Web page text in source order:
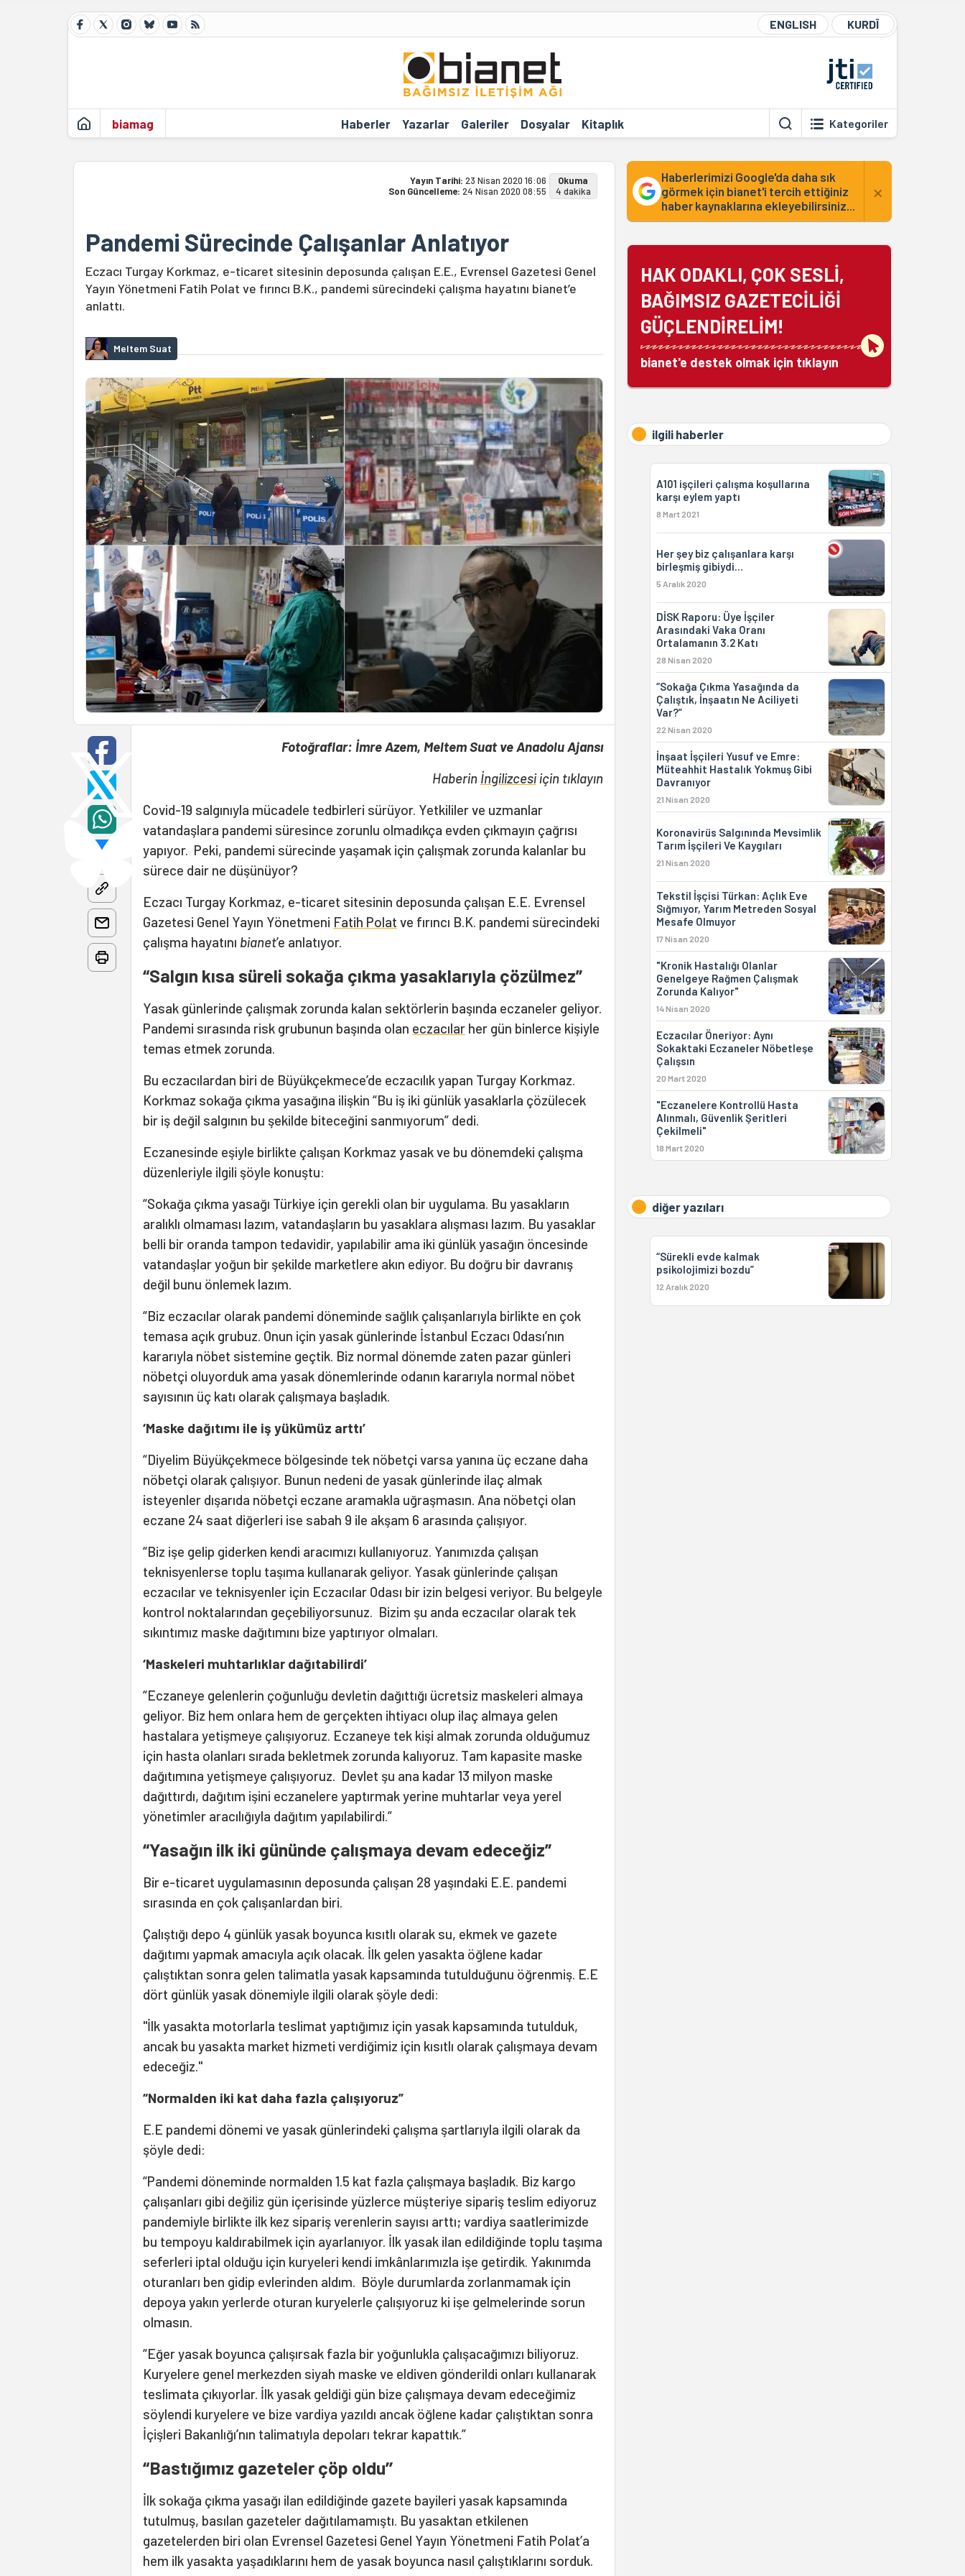
ENGLISH KURDÎ
biamag Haberler Yazarlar Galeriler Dosyalar Kitaplık Kategoriler
Yayın Tarihi: 23 Nisan 2020 16:06
Son Güncelleme: 24 Nisan 2020 08:55
Okuma
4 dakika
Pandemi Sürecinde Çalışanlar Anlatıyor
Eczacı Turgay Korkmaz, e-ticaret sitesinin deposunda çalışan E.E., Evrensel Gazetesi Genel
Yayın Yönetmeni Fatih Polat ve fırıncı B.K., pandemi sürecindeki çalışma hayatını bianet’e
anlattı.
Meltem Suat
Fotoğraflar: İmre Azem, Meltem Suat ve Anadolu Ajansı
Haberin İngilizcesiiçin tıklayın
Covid-19 salgınıyla mücadele tedbirleri sürüyor. Yetkililer ve uzmanlar
vatandaşlara pandemi süresince zorunlu olmadıkça evden çıkmayın çağrısı
yapıyor. Peki, pandemi sürecinde yaşamak için çalışmak zorunda kalanlar bu
sürece dair ne düşünüyor?
Eczacı Turgay Korkmaz, e-ticaret sitesinin deposunda çalışan E.E. Evrensel
Gazetesi Genel Yayın Yönetmeni Fatih Polat ve fırıncı B.K. pandemi sürecindeki
çalışma hayatını bianet’e anlatıyor.
“Salgın kısa süreli sokağa çıkma yasaklarıyla çözülmez”
Yasak günlerinde çalışmak zorunda kalan sektörlerin başında eczaneler geliyor.
Pandemi sırasında risk grubunun başında olan eczacılar her gün binlerce kişiyle
temas etmek zorunda.
Bu eczacılardan biri de Büyükçekmece’de eczacılık yapan Turgay Korkmaz.
Korkmaz sokağa çıkma yasağına ilişkin “Bu iş iki günlük yasaklarla çözülecek
bir iş değil salgının bu şekilde biteceğini sanmıyorum” dedi.
Eczanesinde eşiyle birlikte çalışan Korkmaz yasak ve bu dönemdeki çalışma
düzenleriyle ilgili şöyle konuştu:
“Sokağa çıkma yasağı Türkiye için gerekli olan bir uygulama. Bu yasakların
aralıklı olmaması lazım, vatandaşların bu yasaklara alışması lazım. Bu yasaklar
belli bir oranda tampon tedavidir, yapılabilir ama iki günlük yasağın öncesinde
vatandaşlar yoğun bir şekilde marketlere akın ediyor. Bu doğru bir davranış
değil bunu önlemek lazım.
“Biz eczacılar olarak pandemi döneminde sağlık çalışanlarıyla birlikte en çok
temasa açık grubuz. Onun için yasak günlerinde İstanbul Eczacı Odası’nın
kararıyla nöbet sistemine geçtik. Biz normal dönemde zaten pazar günleri
nöbetçi oluyorduk ama yasak dönemlerinde odanın kararıyla normal nöbet
sayısının üç katı olarak çalışmaya başladık.
‘Maske dağıtımı ile iş yükümüz arttı’
“Diyelim Büyükçekmece bölgesinde tek nöbetçi varsa yanına üç eczane daha
nöbetçi olarak çalışıyor. Bunun nedeni de yasak günlerinde ilaç almak
isteyenler dışarıda nöbetçi eczane aramakla uğraşmasın. Ana nöbetçi olan
eczane 24 saat diğerleri ise sabah 9 ile akşam 6 arasında çalışıyor.
“Biz işe gelip giderken kendi aracımızı kullanıyoruz. Yanımızda çalışan
teknisyenlerse toplu taşıma kullanarak geliyor. Yasak günlerinde çalışan
eczacılar ve teknisyenler için Eczacılar Odası bir izin belgesi veriyor. Bu belgeyle
kontrol noktalarından geçebiliyorsunuz. Bizim şu anda eczacılar olarak tek
sıkıntımız maske dağıtımını bize yaptırıyor olmaları.
‘Maskeleri muhtarlıklar dağıtabilirdi’
“Eczaneye gelenlerin çoğunluğu devletin dağıttığı ücretsiz maskeleri almaya
geliyor. Biz hem onlara hem de gerçekten ihtiyacı olup ilaç almaya gelen
hastalara yetişmeye çalışıyoruz. Eczaneye tek kişi almak zorunda olduğumuz
için hasta olanları sırada bekletmek zorunda kalıyoruz. Tam kapasite maske
dağıtımına yetişmeye çalışıyoruz. Devlet şu ana kadar 13 milyon maske
dağıttırdı, dağıtım işini eczanelere yaptırmak yerine muhtarlar veya yerel
yönetimler aracılığıyla dağıtım yapılabilirdi.”
“Yasağın ilk iki gününde çalışmaya devam edeceğiz”
Bir e-ticaret uygulamasının deposunda çalışan 28 yaşındaki E.E. pandemi
sırasında en çok çalışanlardan biri.
Çalıştığı depo 4 günlük yasak boyunca kısıtlı olarak su, ekmek ve gazete
dağıtımı yapmak amacıyla açık olacak. İlk gelen yasakta öğlene kadar
çalıştıktan sonra gelen talimatla yasak kapsamında tutulduğunu öğrenmiş. E.E
dört günlük yasak dönemiyle ilgili olarak şöyle dedi:
"İlk yasakta motorlarla teslimat yaptığımız için yasak kapsamında tutulduk,
ancak bu yasakta market hizmeti verdiğimiz için kısıtlı olarak çalışmaya devam
edeceğiz."
“Normalden iki kat daha fazla çalışıyoruz”
E.E pandemi dönemi ve yasak günlerindeki çalışma şartlarıyla ilgili olarak da
şöyle dedi:
“Pandemi döneminde normalden 1.5 kat fazla çalışmaya başladık. Biz kargo
çalışanları gibi değiliz gün içerisinde yüzlerce müşteriye sipariş teslim ediyoruz
pandemiyle birlikte ilk kez sipariş verenlerin sayısı arttı; vardiya saatlerimizde
bu tempoyu kaldırabilmek için ayarlanıyor. İlk yasak ilan edildiğinde toplu taşıma
seferleri iptal olduğu için kuryeleri kendi imkânlarımızla işe getirdik. Yakınımda
oturanları ben gidip evlerinden aldım. Böyle durumlarda zorlanmamak için
depoya yakın yerlerde oturan kuryelerle çalışıyoruz ki işe gelmelerinde sorun
olmasın.
“Eğer yasak boyunca çalışırsak fazla bir yoğunlukla çalışacağımızı biliyoruz.
Kuryelere genel merkezden siyah maske ve eldiven gönderildi onları kullanarak
teslimata çıkıyorlar. İlk yasak geldiği gün bize çalışmaya devam edeceğimiz
söylendi kuryelere ve bize vardiya yazıldı ancak öğlene kadar çalıştıktan sonra
İçişleri Bakanlığı’nın talimatıyla depoları tekrar kapattık.”
“Bastığımız gazeteler çöp oldu’’
İlk sokağa çıkma yasağı ilan edildiğinde gazete bayileri yasak kapsamında
tutulmuş, basılan gazeteler dağıtılamamıştı. Bu yasaktan etkilenen
gazetelerden biri olan Evrensel Gazetesi Genel Yayın Yönetmeni Fatih Polat’a
hem ilk yasakta yaşadıklarını hem de yasak boyunca nasıl çalıştıklarını sorduk.
Haberlerimizi Google'da daha sık
görmek için bianet'i tercih ettiğiniz
haber kaynaklarına ekleyebilirsiniz...
×
HAK ODAKLI, ÇOK SESLİ,
BAĞIMSIZ GAZETECİLİĞİ
GÜÇLENDİRELİM!
bianet'e destek olmak için tıklayın
ilgili haberler
A101 işçileri çalışma koşullarına
karşı eylem yaptı
8 Mart 2021
Her şey biz çalışanlara karşı
birleşmiş gibiydi...
5 Aralık 2020
DİSK Raporu: Üye İşçiler
Arasındaki Vaka Oranı
Ortalamanın 3.2 Katı
28 Nisan 2020
“Sokağa Çıkma Yasağında da
Çalıştık, İnşaatın Ne Aciliyeti
Var?”
22 Nisan 2020
İnşaat İşçileri Yusuf ve Emre:
Müteahhit Hastalık Yokmuş Gibi
Davranıyor
21 Nisan 2020
Koronavirüs Salgınında Mevsimlik
Tarım İşçileri Ve Kaygıları
21 Nisan 2020
Tekstil İşçisi Türkan: Açlık Eve
Sığmıyor, Yarım Metreden Sosyal
Mesafe Olmuyor
17 Nisan 2020
"Kronik Hastalığı Olanlar
Genelgeye Rağmen Çalışmak
Zorunda Kalıyor"
14 Nisan 2020
Eczacılar Öneriyor: Aynı
Sokaktaki Eczaneler Nöbetleşe
Çalışsın
20 Mart 2020
"Eczanelere Kontrollü Hasta
Alınmalı, Güvenlik Şeritleri
Çekilmeli"
18 Mart 2020
diğer yazıları
“Sürekli evde kalmak
psikolojimizi bozdu”
12 Aralık 2020